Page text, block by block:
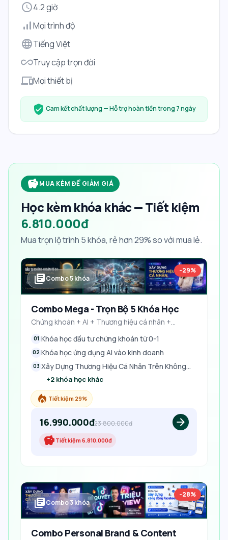
schedule4.2 giờ
signal_cellular_altMọi trình độ
languageTiếng Việt
all_inclusiveTruy cập trọn đời
devicesMọi thiết bị
verified_user Cam kết chất lượng — Hỗ trợ hoàn tiền trong 7 ngày
savingsMUA KÈM ĐỂ GIẢM GIÁ
Học kèm khóa khác — Tiết kiệm
6.810.000đ
Mua trọn lộ trình 5khóa, rẻ hơn29% so với mua lẻ.
library_booksCombo5khóa
-29%
Combo Mega - Trọn Bộ 5 Khóa Học
Chứng khoán + AI + Thương hiệu cá nhân +
01 Khóa học đầu tư chứng khoán từ 0-1
02 Khóa học ứng dụng AI vào kinh doanh
03 Xây Dựng Thương Hiệu Cá Nhân Trên Không
Gian Mạng
+2 khóa học khác
local_fire_department Tiết kiệm 29%
16.990.000đ23.800.000đ
arrow_forward
savings Tiết kiệm 6.810.000đ
library_booksCombo3khóa
-28%
Combo Personal Brand & Content